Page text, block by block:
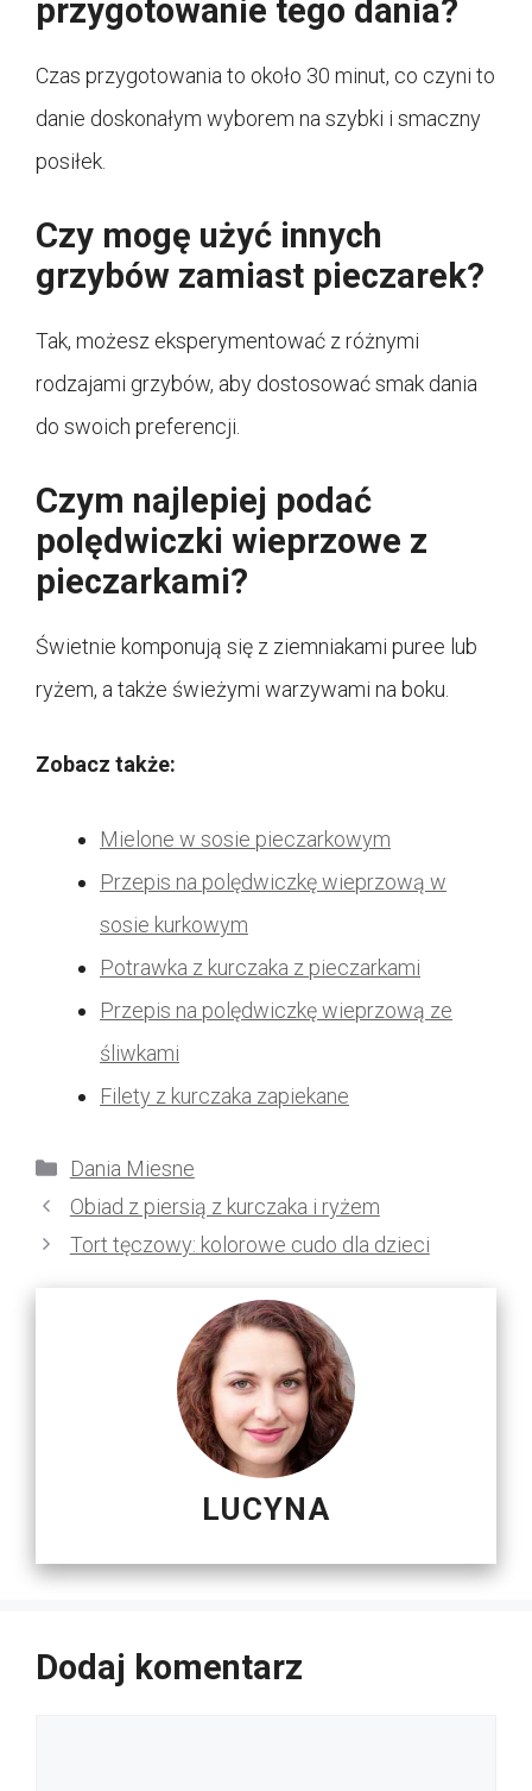
przygotowanie tego dania?
Czas przygotowania to około 30 minut, co czyni to
danie doskonałym wyborem na szybki i smaczny
posiłek.
Czy mogę użyć innych
grzybów zamiast pieczarek?
Tak, możesz eksperymentować z różnymi
rodzajami grzybów, aby dostosować smak dania
do swoich preferencji.
Czym najlepiej podać
polędwiczki wieprzowe z
pieczarkami?
Świetnie komponują się z ziemniakami puree lub
ryżem, a także świeżymi warzywami na boku.
Zobacz także:
Mielone w sosie pieczarkowym
Przepis na polędwiczkę wieprzową w
sosie kurkowym
Potrawka z kurczaka z pieczarkami
Przepis na polędwiczkę wieprzową ze
śliwkami
Filety z kurczaka zapiekane
Kategorie
Dania Miesne
Obiad z piersią z kurczaka i ryżem
Tort tęczowy: kolorowe cudo dla dzieci
LUCYNA
Dodaj komentarz